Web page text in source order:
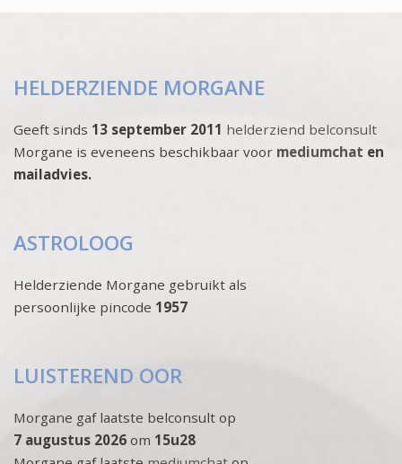
HELDERZIENDE MORGANE
Geeft sinds 13 september 2011 helderziend belconsult
Morgane is eveneens beschikbaar voor mediumchat en
mailadvies.
ASTROLOOG
Helderziende Morgane gebruikt als
persoonlijke pincode 1957
LUISTEREND OOR
Morgane gaf laatste belconsult op
7 augustus 2026 om 15u28